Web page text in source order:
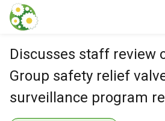
本文に飛ぶ
Discusses staff review
Group safety relief
surveillance program